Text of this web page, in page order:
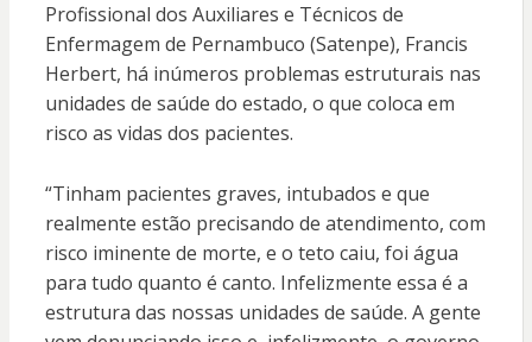
Profissional dos Auxiliares e Técnicos de
Enfermagem de Pernambuco (Satenpe), Francis
Herbert, há inúmeros problemas estruturais nas
unidades de saúde do estado, o que coloca em
risco as vidas dos pacientes.
“Tinham pacientes graves, intubados e que
realmente estão precisando de atendimento, com
risco iminente de morte, e o teto caiu, foi água
para tudo quanto é canto. Infelizmente essa é a
estrutura das nossas unidades de saúde. A gente